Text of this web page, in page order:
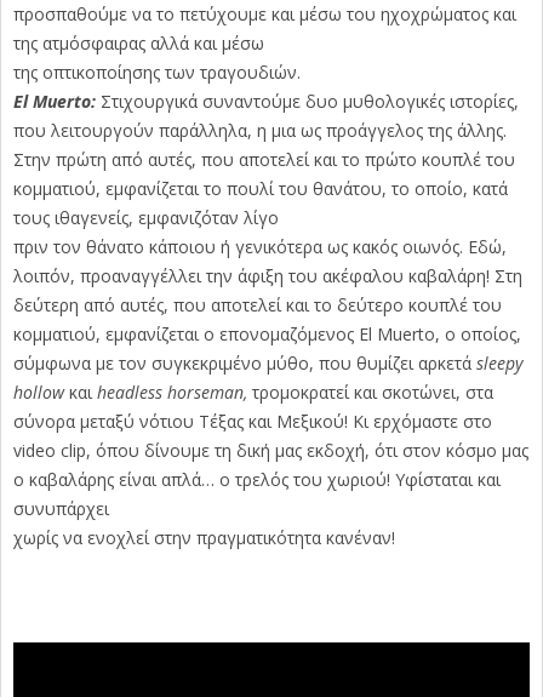
προσπαθούμε να το πετύχουμε και μέσω του ηχοχρώματος και
της ατμόσφαιρας αλλά και μέσω
της οπτικοποίησης των τραγουδιών.
El Muerto: Στιχουργικά συναντούμε δυο μυθολογικές ιστορίες,
που λειτουργούν παράλληλα, η μια ως προάγγελος της άλλης.
Στην πρώτη από αυτές, που αποτελεί και το πρώτο κουπλέ του
κομματιού, εμφανίζεται το πουλί του θανάτου, το οποίο, κατά
τους ιθαγενείς, εμφανιζόταν λίγο
πριν τον θάνατο κάποιου ή γενικότερα ως κακός οιωνός. Εδώ,
λοιπόν, προαναγγέλλει την άφιξη του ακέφαλου καβαλάρη! Στη
δεύτερη από αυτές, που αποτελεί και το δεύτερο κουπλέ του
κομματιού, εμφανίζεται ο επονομαζόμενος El Muerto, ο οποίος,
σύμφωνα με τον συγκεκριμένο μύθο, που θυμίζει αρκετά sleepy
hollowκαι headless horseman, τρομοκρατεί και σκοτώνει, στα
σύνορα μεταξύ νότιου Τέξας και Μεξικού! Κι ερχόμαστε στο
video clip, όπου δίνουμε τη δική μας εκδοχή, ότι στον κόσμο μας
ο καβαλάρης είναι απλά… ο τρελός του χωριού! Υφίσταται και
συνυπάρχει
χωρίς να ενοχλεί στην πραγματικότητα κανέναν!